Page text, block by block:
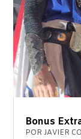
Bonus
PORJAVIER